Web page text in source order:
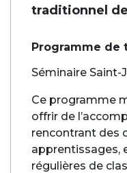
traditionnel
Programme de
Séminaire Saint-
Ce programme
offrir de
rencontrant des
apprentissages,
régulières de